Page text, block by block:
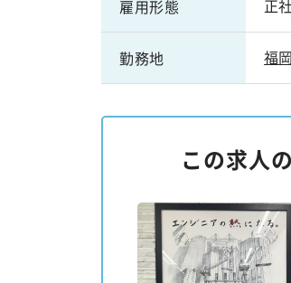
雇用形態 正
勤務地 福
この求人